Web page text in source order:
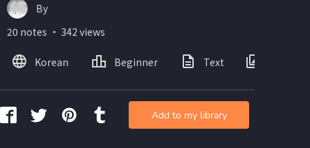
By
20 notes ・ 342 views
Korean Beginner Text
Add to my library